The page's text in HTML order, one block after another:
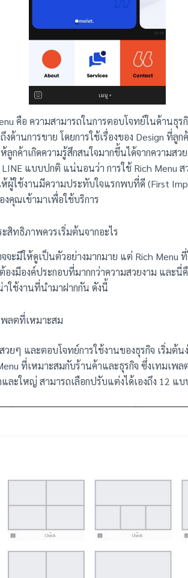
คือ ความสามารถในการตอบโจทย์ในด้านธุร
ด้านการขาย โดยการใช้เรื่องของ Design ที่ลูก
ห้ลูกค้าเกิดความรู้สึกสนใจมากขึ้นได้จากความส
LINE แบบปกติ แน่นอนว่า การใช้ Rich Menu
ใช้งานมีความประทับใจแรกพบที่ดี (First
งคุณเข้ามาเพื่อใช้บริการ
สิทธิภาพควรเริ่มต้นจากอะไร
จะมีให้ดูเป็นตัวอย่างมากมาย แต่ Rich Menu
งมีองค์ประกอบที่มากกว่าความสวยงาม และนี่
าใช้งานที่นำมาฝากกัน ดังนี้
พลตที่เหมาะสม
วยๆ และตอบโจทย์การใช้งานของธุรกิจ เริ่มต้
ที่เหมาะสมกับร้านค้าและธุรกิจ ซึ่งเทมเพล
ละใหญ่ สามารถเลือกปรับแต่งได้เองถึง 12 แ